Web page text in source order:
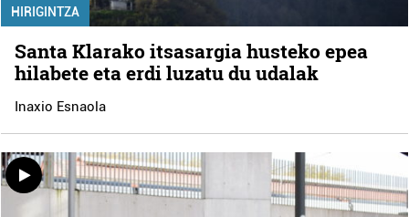
HIRIGINTZA
Santa Klarako itsasargia husteko epea
hilabete eta erdi luzatu du udalak
Inaxio Esnaola